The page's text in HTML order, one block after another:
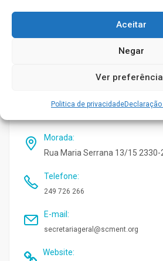
Aceitar
Negar
Ver
Politica de privacidade
Obter direçoes
Morada:
Rua Maria Serrana 13/15
Telefone:
249 726 266
E-mail :
secretariageral@scment.org
Website: